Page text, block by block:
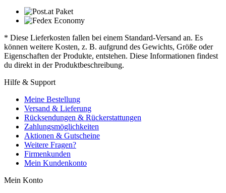
* Diese Lieferkosten fallen bei einem Standard-Versand an. Es
können weitere Kosten, z. B. aufgrund des Gewichts, Größe oder
Eigenschaften der Produkte, entstehen. Diese Informationen findest
du direkt in der Produktbeschreibung.
Hilfe & Support
Meine Bestellung
Versand & Lieferung
Rücksendungen & Rückerstattungen
Zahlungsmöglichkeiten
Aktionen & Gutscheine
Weitere Fragen?
Firmenkunden
Mein Kundenkonto
Mein Konto